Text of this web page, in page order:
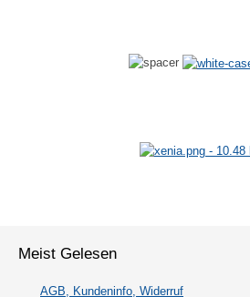
Meist Gelesen
AGB, Kundeninfo, Widerruf